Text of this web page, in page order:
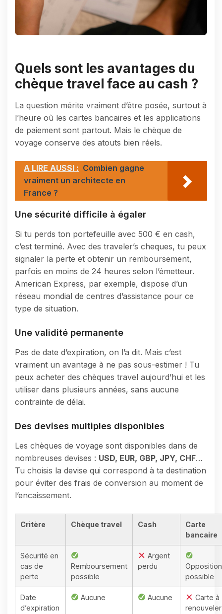
Quels sont les avantages du
chèque travel face au cash ?
La question mérite vraiment d’être posée, surtout à
l’heure où les cartes bancaires et les applications
de paiement sont partout. Mais le chèque de
voyage conserve des atouts bien réels.
A LIRE AUSSI : Combien gagne
vraiment un architecte en
France ?
Une sécurité difficile à égaler
Si tu perds ton portefeuille avec 500 € en cash,
c’est terminé. Avec des traveler’s cheques, tu peux
signaler la perte et obtenir un remboursement,
parfois en moins de 24 heures selon l’émetteur.
American Express, par exemple, dispose d’un
réseau mondial de centres d’assistance pour ce
type de situation.
Une validité permanente
Pas de date d’expiration, on l’a dit. Mais c’est
vraiment un avantage à ne pas sous-estimer ! Tu
peux acheter des chèques travel aujourd’hui et les
utiliser dans plusieurs années, sans aucune
contrainte de délai.
Des devises multiples disponibles
Les chèques de voyage sont disponibles dans de
nombreuses devises : USD, EUR, GBP, JPY, CHF…
Tu choisis la devise qui correspond à ta destination
pour éviter des frais de conversion au moment de
l’encaissement.
Critère Chèque travel Cash
Carte
bancaire
Sécurité en
cas de
perte
Remboursement
possible
Argent
perdu
Opposition
possible
Date
d’expiration
Aucune Aucune
Carte à
renouveler